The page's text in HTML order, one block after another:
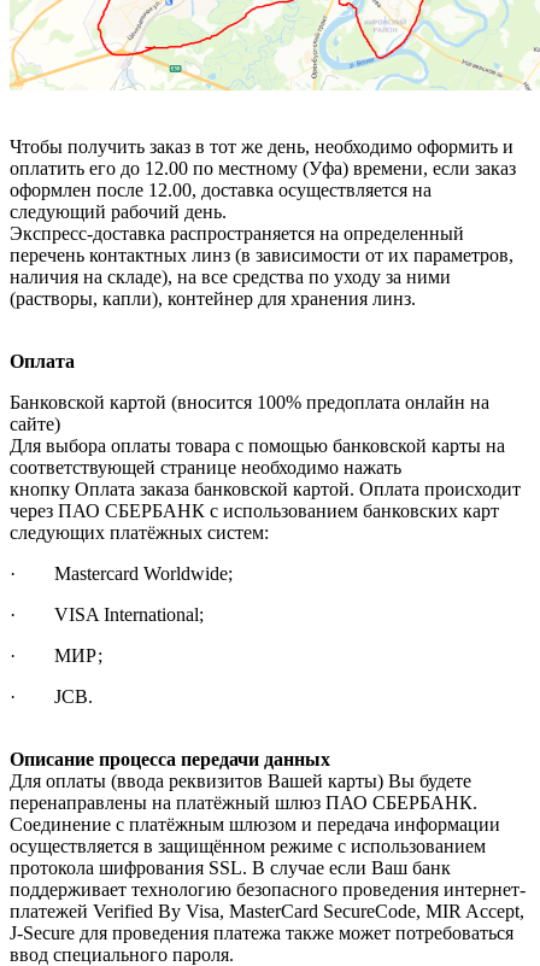
Чтобы получить заказ в тот же день, необходимо оформить и
оплатить его до 12.00 по местному (Уфа) времени, если заказ
оформлен после 12.00, доставка осуществляется на
следующий рабочий день.
Экспресс-доставка распространяется на определенный
перечень контактных линз (в зависимости от их параметров,
наличия на складе), на все средства по уходу за ними
(растворы, капли), контейнер для хранения линз.
Оплата
Банковской картой (вносится 100% предоплата онлайн на
сайте)
Для выбора оплаты товара с помощью банковской карты на
соответствующей странице необходимо нажать
кнопку Оплата заказа банковской картой. Оплата происходит
через ПАО СБЕРБАНК с использованием банковских карт
следующих платёжных систем:
· Mastercard Worldwide;
· VISA International;
· МИР;
· JCB.
Описание процесса передачи данных
Для оплаты (ввода реквизитов Вашей карты) Вы будете
перенаправлены на платёжный шлюз ПАО СБЕРБАНК.
Соединение с платёжным шлюзом и передача информации
осуществляется в защищённом режиме с использованием
протокола шифрования SSL. В случае если Ваш банк
поддерживает технологию безопасного проведения интернет-
платежей Verified By Visa, MasterCard SecureCode, MIR Accept,
J-Secure для проведения платежа также может потребоваться
ввод специального пароля.